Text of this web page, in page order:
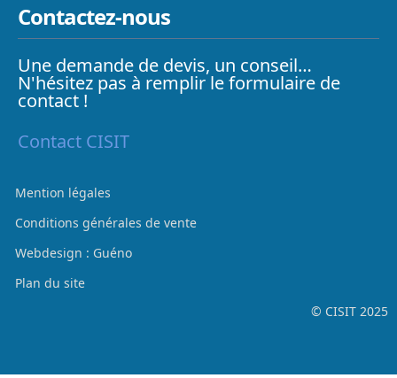
Contactez-nous
Une demande de devis, un conseil…
N'hésitez pas à remplir le formulaire de
contact !
Contact CISIT
Mention légales
Conditions générales de vente
Webdesign : Guéno
Plan du site
© CISIT 2025